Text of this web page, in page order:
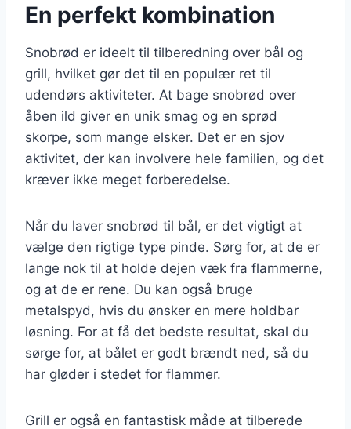
En perfekt kombination
Snobrød er ideelt til tilberedning over bål og
grill, hvilket gør det til en populær ret til
udendørs aktiviteter. At bage snobrød over
åben ild giver en unik smag og en sprød
skorpe, som mange elsker. Det er en sjov
aktivitet, der kan involvere hele familien, og det
kræver ikke meget forberedelse.
Når du laver snobrød til bål, er det vigtigt at
vælge den rigtige type pinde. Sørg for, at de er
lange nok til at holde dejen væk fra flammerne,
og at de er rene. Du kan også bruge
metalspyd, hvis du ønsker en mere holdbar
løsning. For at få det bedste resultat, skal du
sørge for, at bålet er godt brændt ned, så du
har gløder i stedet for flammer.
Grill er også en fantastisk måde at tilberede